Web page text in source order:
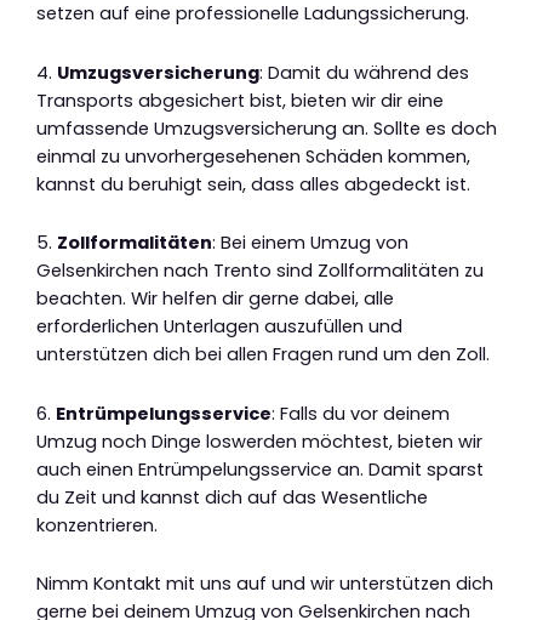
setzen auf eine professionelle Ladungssicherung.
4. Umzugsversicherung: Damit du während des
Transports abgesichert bist, bieten wir dir eine
umfassende Umzugsversicherung an. Sollte es doch
einmal zu unvorhergesehenen Schäden kommen,
kannst du beruhigt sein, dass alles abgedeckt ist.
5. Zollformalitäten: Bei einem Umzug von
Gelsenkirchen nach Trento sind Zollformalitäten zu
beachten. Wir helfen dir gerne dabei, alle
erforderlichen Unterlagen auszufüllen und
unterstützen dich bei allen Fragen rund um den Zoll.
6. Entrümpelungsservice: Falls du vor deinem
Umzug noch Dinge loswerden möchtest, bieten wir
auch einen Entrümpelungsservice an. Damit sparst
du Zeit und kannst dich auf das Wesentliche
konzentrieren.
Nimm Kontakt mit uns auf und wir unterstützen dich
gerne bei deinem Umzug von Gelsenkirchen nach